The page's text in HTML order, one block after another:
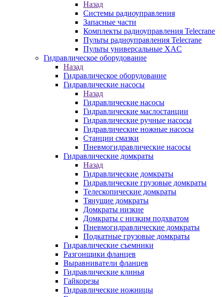
Назад
Системы радиоуправления
Запасные части
Комплекты радиоуправления Telecrane
Пульты радиоуправления Telecrane
Пульты универсальные XAC
Гидравлическое оборудование
Назад
Гидравлическое оборудование
Гидравлические насосы
Назад
Гидравлические насосы
Гидравлические маслостанции
Гидравлические ручные насосы
Гидравлические ножные насосы
Станции смазки
Пневмогидравлические насосы
Гидравлические домкраты
Назад
Гидравлические домкраты
Гидравлические грузовые домкраты
Телескопические домкраты
Тянущие домкраты
Домкраты низкие
Домкраты с низким подхватом
Пневмогидравлические домкраты
Подкатные грузовые домкраты
Гидравлические съемники
Разгонщики фланцев
Выравниватели фланцев
Гидравлические клинья
Гайкорезы
Гидравлические ножницы